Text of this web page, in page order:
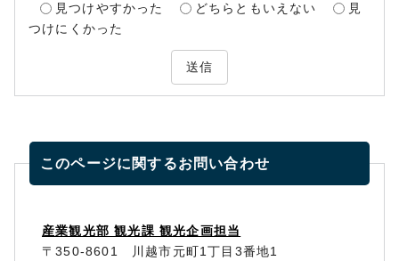
見つけやすかった
どちらともいえない
見
つけにくかった
送信
このページに関するお問い合わせ
産業観光部 観光課 観光企画担当
〒350-8601 川越市元町1丁目3番地1